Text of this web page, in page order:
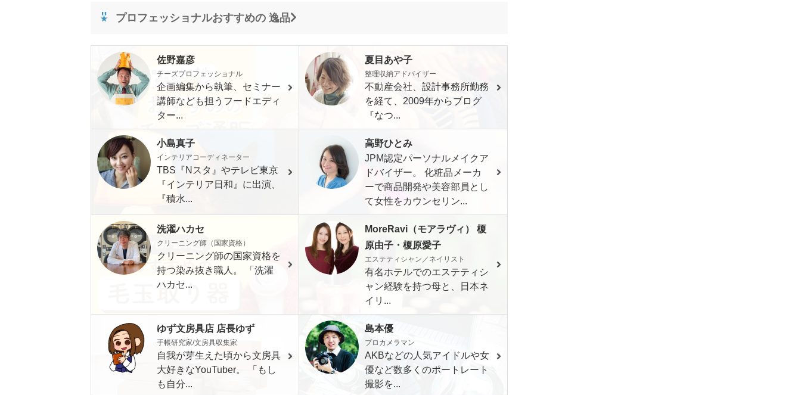
プロフェッショナルおすすめの 逸品
佐野嘉彦
チーズプロフェッショナル
企画編集から執筆、セミナー
講師なども担うフードエディ
ター...
夏目あや子
整理収納アドバイザー
不動産会社、設計事務所勤務
を経て、2009年からブログ
『なつ...
小島真子
インテリアコーディネーター
TBS『Nスタ』やテレビ東京
『インテリア日和』に出演、
『積水...
高野ひとみ
JPM認定パーソナルメイクア
ドバイザー。 化粧品メーカ
ーで商品開発や美容部員とし
て女性をカウンセリン...
洗濯ハカセ
クリーニング師（国家資格）
クリーニング師の国家資格を
持つ染み抜き職人。 「洗濯
ハカセ...
MoreRavi（モアラヴィ） 榎
原由子・榎原愛子
エステティシャン／ネイリスト
有名ホテルでのエステティシ
ャン経験を持つ母と、日本ネ
イリ...
ゆず文房具店 店長ゆず
手帳研究家/文房具収集家
自我が芽生えた頃から文房具
大好きなYouTuber。 「もし
も自分...
島本優
プロカメラマン
AKBなどの人気アイドルや女
優など数多くのポートレート
撮影を...